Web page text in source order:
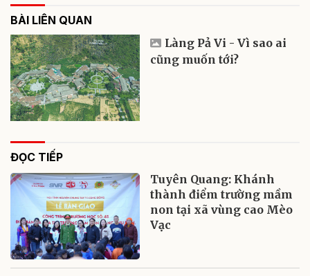
BÀI LIÊN QUAN
Làng Pả Vi - Vì sao ai
cũng muốn tới?
ĐỌC TIẾP
Tuyên Quang: Khánh
thành điểm trường mầm
non tại xã vùng cao Mèo
Vạc